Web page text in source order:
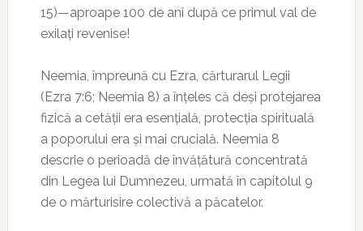
15)—aproape 100 de ani după ce primul val de
exilați revenise!
Neemia, împreună cu Ezra, cărturarul Legii
(Ezra 7:6; Neemia 8) a înțeles că deși protejarea
fizică a cetății era esențială, protecția spirituală
a poporului era și mai crucială. Neemia 8
descrie o perioadă de învățătură concentrată
din Legea lui Dumnezeu, urmată în capitolul 9
de o mărturisire colectivă a păcatelor.